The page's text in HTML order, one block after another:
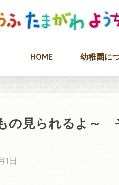
HOME 幼稚園に
の見られるよ～
1日